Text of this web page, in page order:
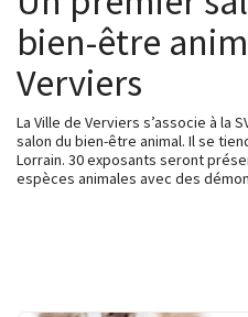
bien-être
Verviers
La Ville de Verviers s’associe à la
salon du bien-être animal. Il se
Lorrain. 30 exposants seront
espèces animales avec des